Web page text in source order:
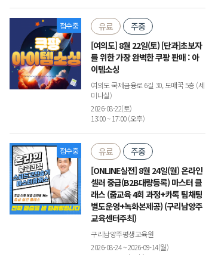
접수중 유료
주중
[여의도] 8월 22일(토) [단과]초보자
를 위한 가장 완벽한 쿠팡 판매 : 아
이템소싱
여의도 국제금융로 6길 30, 도매꾹 5층 (세
미나실)
2026-08-22(토)
13:00 ~ 17:00 (오후)
접수중 유료
주중
[ONLINE실전] 8월 24일(월) 온라인
셀러 중급(B2B대량등록) 마스터 클
래스 (줌교육 4회 과정+카톡 팀채팅
별도운영+녹화본제공) (구리남양주
교육센터주최)
구리남양주평생교육원
2026-08-24 ~ 2026-09-14(월)